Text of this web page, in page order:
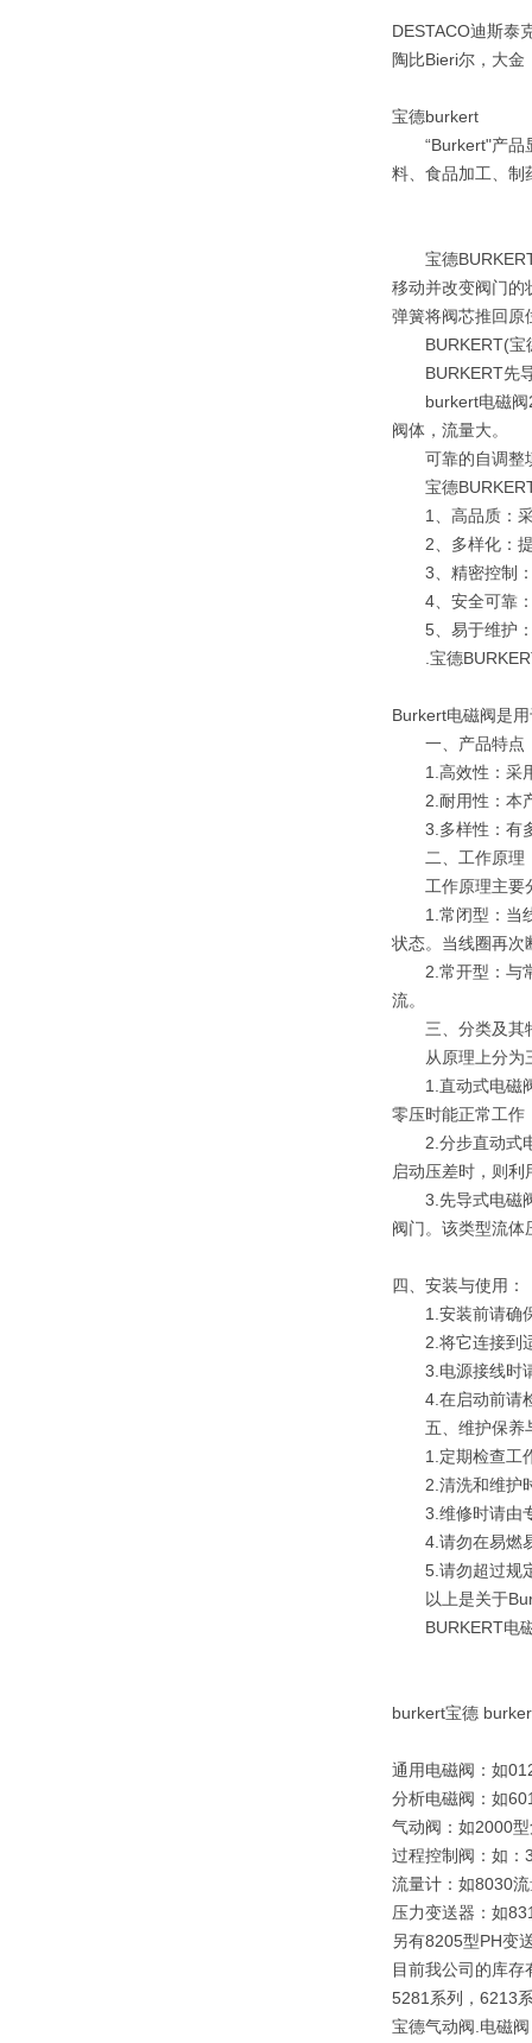
DESTACO迪斯泰
陶比Bieri尔，大金
宝德burkert
“Burkert"产品显
料、食品加工、制
宝德BURKERT
移动并改变阀门的
弹簧将阀芯推回原
BURKERT(宝德
BURKERT先导
burkert电磁阀
阀体，流量大。
可靠的自调整填
宝德BURKERT
1、高品质：采
2、多样化：提
3、精密控制：
4、安全可靠：
5、易于维护：
.宝德
Burkert电磁阀是
一、产品特点
1.高效性：采用
2.耐用性：本产
3.多样性：有多
二、工作原理
工作原理主要
1.常闭型：当线
状态。当线圈再次
2.常开型：与常
流。
三、分类及其
从原理上分为三
1.直动式电磁阀
零压时能正常工作
2.分步直动式电
启动压差时，则
3.先导式电磁阀
阀门。该类型流体
四、安装与使用：
1.安装前请确保
2.将它连接到适
3.电源接线时请
4.在启动前请检
五、维护保养
1.定期检查工作
2.清洗和维护时
3.维修时请由专
4.请勿在易燃易
5.请勿超过规定
以上是关于
BURKERT电磁
burkert宝德
通用电磁阀：如
分析电磁阀：如
气动阀：如2000
过程控制阀：如：
流量计：如8030
压力变送器：如
另有8205型PH变
目前我公司的库存
5281系列，6213
宝德气动阀.电磁阀